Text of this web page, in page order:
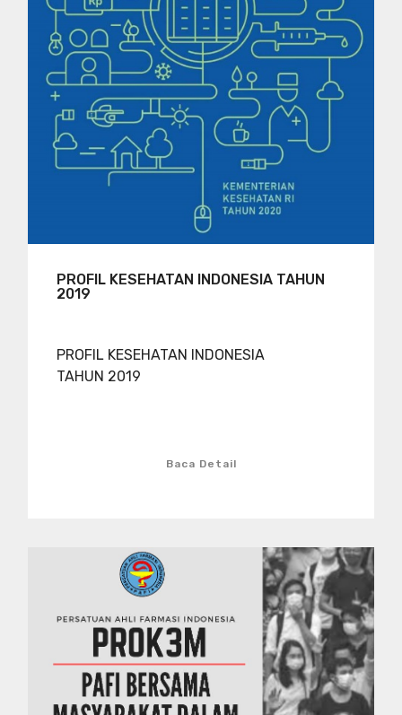
PROFIL KESEHATAN INDONESIA TAHUN
2019
PROFIL KESEHATAN INDONESIA
TAHUN 2019
Baca Detail